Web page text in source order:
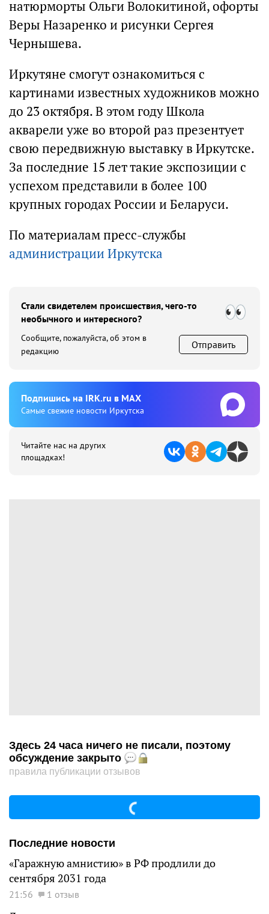
натюрморты Ольги Волокитиной, офорты
Веры Назаренко и рисунки Сергея
Чернышева.
Иркутяне смогут ознакомиться с
картинами известных художников можно
до 23 октября. В этом году Школа
акварели уже во второй раз презентует
свою передвижную выставку в Иркутске.
За последние 15 лет такие экспозиции с
успехом представили в более 100
крупных городах России и Беларуси.
По материалам пресс-службы
администрации Иркутска
Стали свидетелем происшествия, чего-то
необычного и интересного?
Сообщите, пожалуйста, об этом в
редакцию
Отправить
Подпишиcь на IRK.ru в MAX
Cамые свежие новости Иркутска
Читайте нас на других
площадках!
Здесь 24 часа ничего не писали, поэтому
обсуждение закрыто
правила публикации отзывов
Последние новости
«Гаражную амнистию» в РФ продлили до
сентября 2031 года
21:56 1 отзыв